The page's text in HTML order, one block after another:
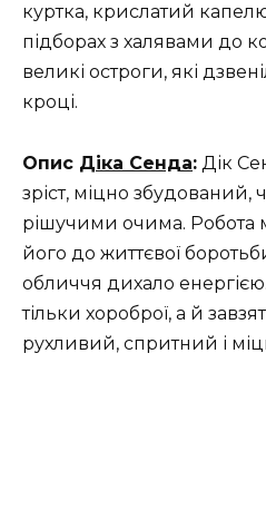
куртка, крислатий
підборах з халявами до
великі остроги, які
кроці.
Опис Діка Сенда: Дік
зріст, міцно збудований,
рішучими очима. Робота
його до життєвої
обличчя дихало
тільки хороброї, а й
рухливий, спритний і